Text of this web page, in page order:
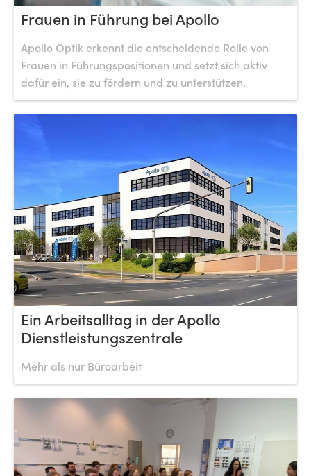
Frauen in Führung bei Apollo
Apollo Optik erkennt die entscheidende Rolle von
Frauen in Führungspositionen und setzt sich aktiv
dafür ein, sie zu fördern und zu unterstützen.
Ein Arbeitsalltag in der Apollo
Dienstleistungszentrale
Mehr als nur Büroarbeit